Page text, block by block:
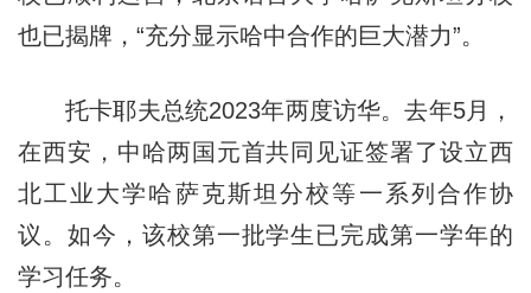
也已揭牌，“充分显示哈中合作的巨大潜力”。
托卡耶夫总统2023年两度访华。去年5月，
在西安，中哈两国元首共同见证签署了设立西
北工业大学哈萨克斯坦分校等一系列合作协
议。如今，该校第一批学生已完成第一学年的
学习任务。